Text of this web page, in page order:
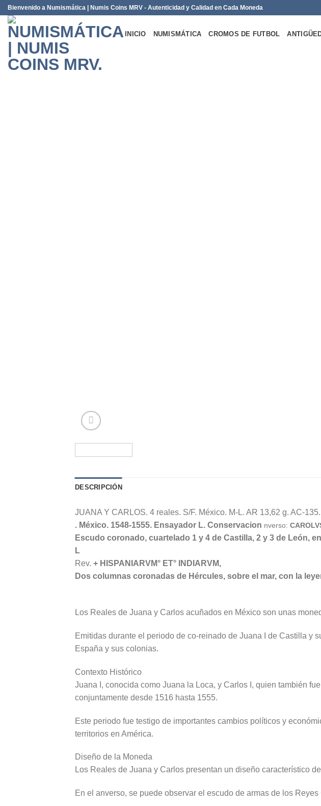
Saltar
contenido
Bienvenido a Numismática | Numis Coins MRV - Autenticidad y Calidad en Cada Moneda
INICIO NUMISMÁTICA CROMOS DE FUTBOL
DESCRIPCIÓN
JUANA Y CARLOS. 4 reales. S/F. México. M-L. AR 13,62 g. AC-
. México. 1548-1555. Ensayador L. Conservacion nverso:
Escudo coronado, cuartelado 1 y 4 de Castilla, 2 y 3 de León,
L
Rev. + HISPANIARVM° ET° INDIARVM,
Dos columnas coronadas de Hércules, sobre el mar, con la
Los Reales de Juana y Carlos acuñados en México son unas
Emitidas durante el periodo de co-reinado de Juana I de Castilla y
España y sus colonias.
Contexto Histórico
Juana I, conocida como Juana la Loca, y Carlos I, quien también
conjuntamente desde 1516 hasta 1555.
Este periodo fue testigo de importantes cambios políticos y
territorios en América.
Diseño de la Moneda
Los Reales de Juana y Carlos presentan un diseño característico
En el anverso, se puede observar el escudo de armas de los